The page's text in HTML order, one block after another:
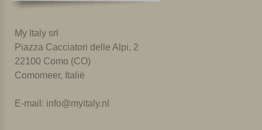
My Italy srl
Piazza Cacciatori delle Alpi, 2
22100 Como (CO)
Comomeer, Italië
E-mail: info@myitaly.nl